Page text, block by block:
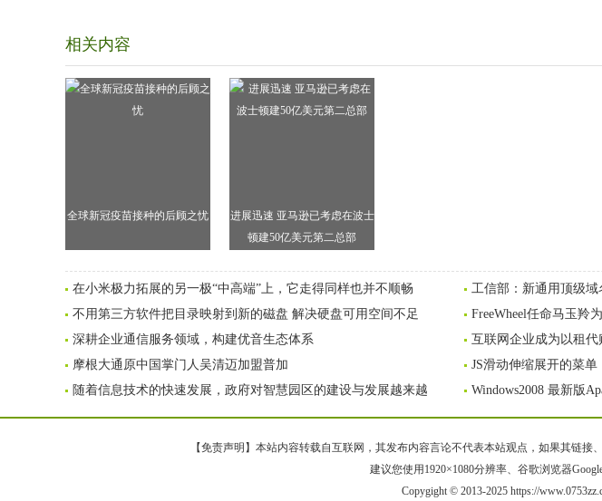
相关内容
全球新冠疫苗接种的后顾之忧
进展迅速 亚马逊已考虑在波士
顿建50亿美元第二总部
在小米极力拓展的另一极“中高端”上，它走得同样也并不顺畅
工信部：新通用顶级
不用第三方软件把目录映射到新的磁盘 解决硬盘可用空间不足
FreeWheel任命马玉羚
深耕企业通信服务领域，构建优音生态体系
互联网企业成为以租
摩根大通原中国掌门人吴清迈加盟普加
JS滑动伸缩展开的菜
随着信息技术的快速发展，政府对智慧园区的建设与发展越来越
Windows2008 最新版
【免责声明】本站内容转载自互联网，其发布内容言论不代表本站观点，如果其链接
建议您使用1920×1080分辨率、谷歌浏览器
Copygight © 2013-2025 https://